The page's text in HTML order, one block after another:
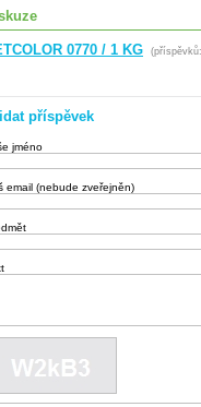
0770 / 1 KG
příspěvek
jméno
email (nebude zveřejněn)